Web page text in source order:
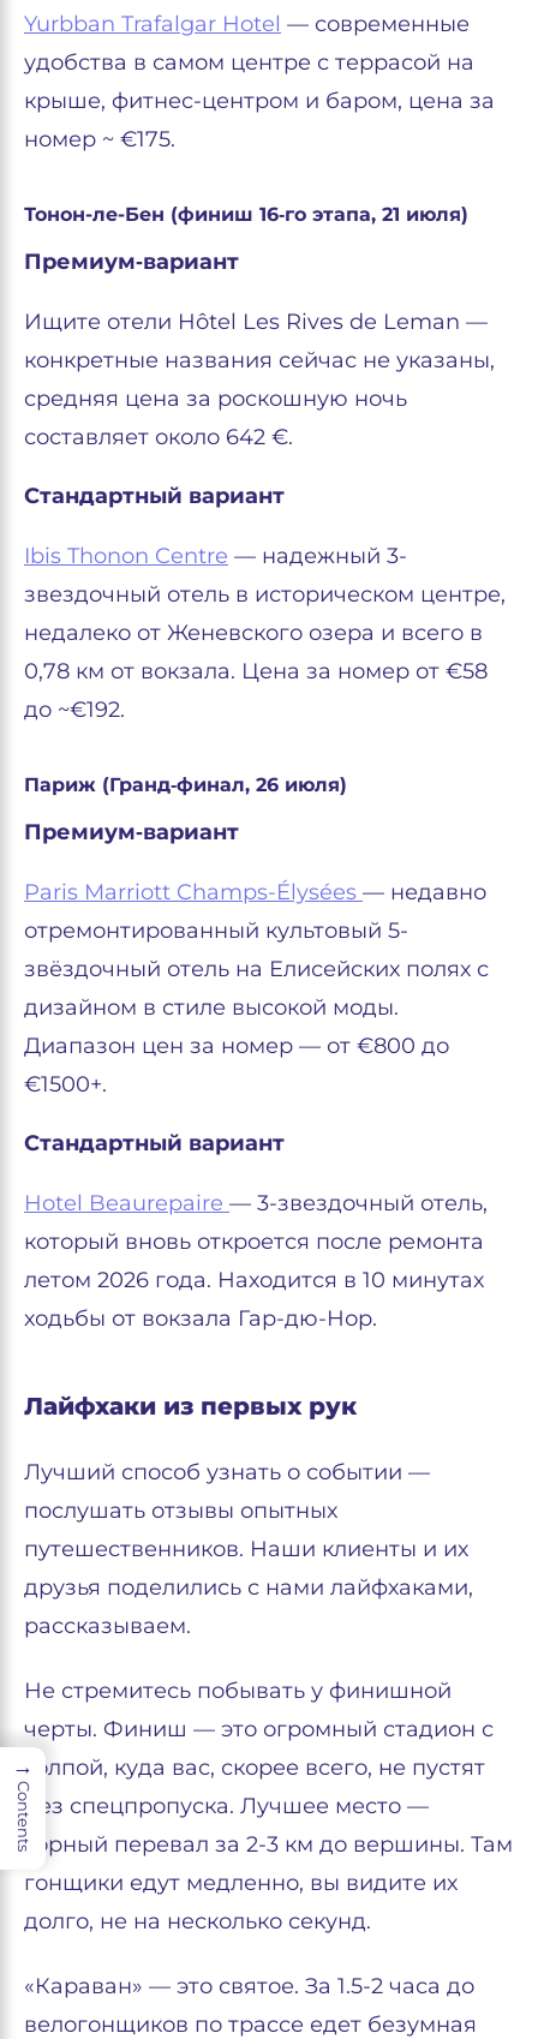
Yurbban Trafalgar Hotel — современные
удобства в самом центре с террасой на
крыше, фитнес-центром и баром, цена за
номер ~ €175.
Тонон-ле-Бен (финиш 16‑го этапа, 21 июля)
Премиум‑вариант
Ищите отели Hôtel Les Rives de Leman —
конкретные названия сейчас не указаны,
средняя цена за роскошную ночь
составляет около 642 €.
Стандартный вариант
Ibis Thonon Centre — надежный 3-
звездочный отель в историческом центре,
недалеко от Женевского озера и всего в
0,78 км от вокзала. Цена за номер от €58
до ~€192.
Париж (Гранд‑финал, 26 июля)
Премиум‑вариант
Paris Marriott Champs-Élysées — недавно
отремонтированный культовый 5-
звёздочный отель на Елисейских полях с
дизайном в стиле высокой моды.
Диапазон цен за номер — от €800 до
€1500+.
Стандартный вариант
Hotel Beaurepaire — 3-звездочный отель,
который вновь откроется после ремонта
летом 2026 года. Находится в 10 минутах
ходьбы от вокзала Гар-дю-Нор.
Лайфхаки из первых рук
Лучший способ узнать о событии —
послушать отзывы опытных
путешественников. Наши клиенты и их
друзья поделились с нами лайфхаками,
рассказываем.
Не стремитесь побывать у финишной
черты. Финиш — это огромный стадион с
толпой, куда вас, скорее всего, не пустят
без спецпропуска. Лучшее место —
горный перевал за 2-3 км до вершины. Там
гонщики едут медленно, вы видите их
долго, не на несколько секунд.
«Караван» — это святое. За 1.5-2 часа до
велогонщиков по трассе едет безумная
→
Contents